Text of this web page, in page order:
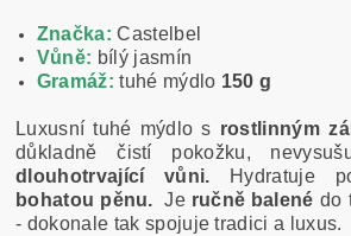
Značka:Castelbel
Vůně: bílý jasmín
Gramáž: tuhé mýdlo 150 g
Luxusní tuhé mýdlo s rostlinným
důkladně čistí pokožku,
dlouhotrvající vůni. Hydratuje
bohatou pěnu. Je ručně balené do
- dokonale tak spojuje tradici a luxus.